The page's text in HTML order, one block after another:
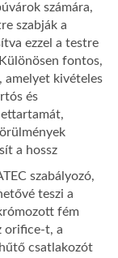
számára,
szabják a
ezzel a testre
fontos,
amelyet kivételes
és
a hossz
szabályozó,
teszi a
fém
orifice-t, a
csatlakozót